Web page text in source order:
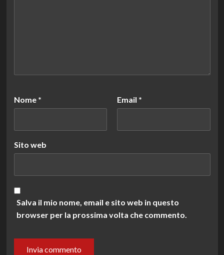
Nome * Email *
Sito web
Salva il mio nome, email e sito web in questo
browser per la prossima volta che commento.